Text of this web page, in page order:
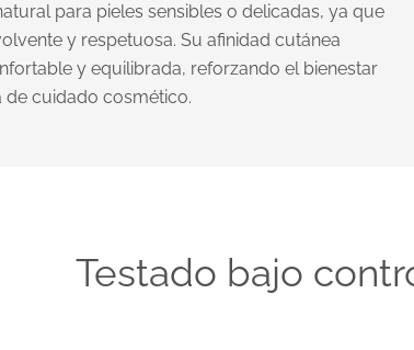
para pieles sensibles o delicadas, ya que
y respetuosa. Su afinidad cutánea
y equilibrada, reforzando el bienestar
de cuidado cosmético.
Testado bajo